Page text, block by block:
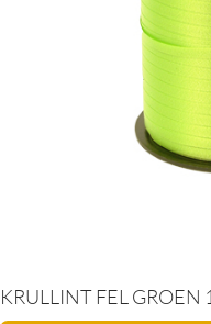
KRULLINT FEL